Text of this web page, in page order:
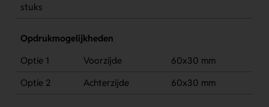
stuks
Opdrukmogelijkheden
Optie 1
Voorzijde
60x30 mm
Optie 2
Achterzijde 60x30 mm